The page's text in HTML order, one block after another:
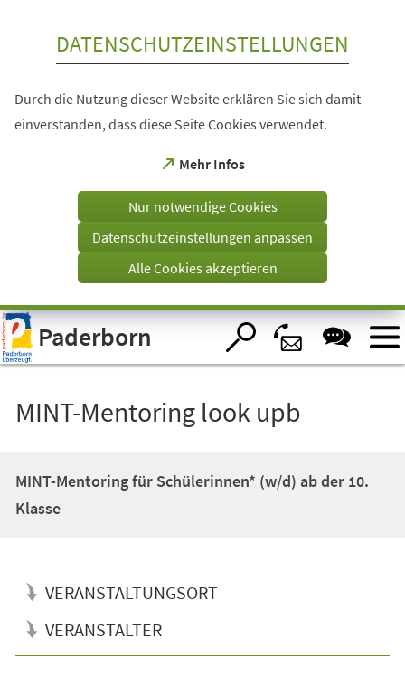
Visuelle
Assistenzsoftware
öffnen.
DATENSCHUTZEINSTELLUNGEN
Durch die Nutzung dieser Website erklären Sie sich damit
einverstanden, dass diese Seite Cookies verwendet.
Mehr Infos
(Öffnet
einem
Tab)
Nur notwendige Cookies
Datenschutzeinstellungen anpassen
Alle Cookies akzeptieren
Paderborn
MINT-Mentoring look upb
MINT-Mentoring für Schülerinnen* (w/d) ab der 10.
Klasse
VERANSTALTUNGSORT
VERANSTALTER